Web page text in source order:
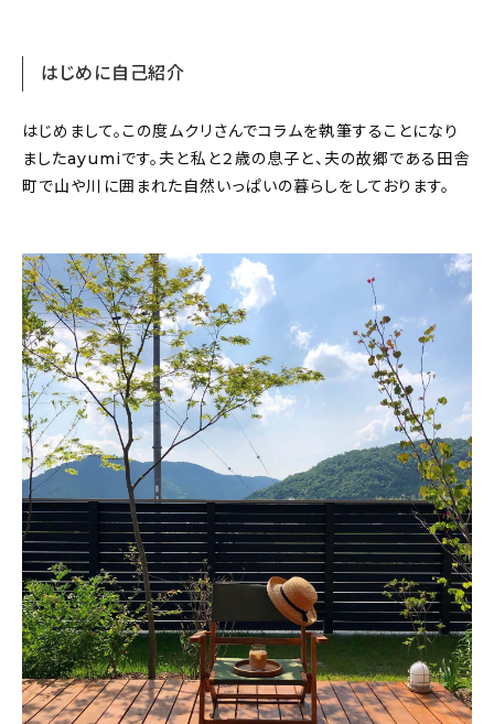
はじめに自己紹介
はじめまして。この度ムクリさんでコラムを執筆することになり
ましたayumiです。夫と私と２歳の息子と、夫の故郷である田舎
町で山や川に囲まれた自然いっぱいの暮らしをしております。